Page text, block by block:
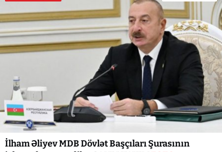
İlham Əliyev MDB Dövlət Başçıları Şurasının